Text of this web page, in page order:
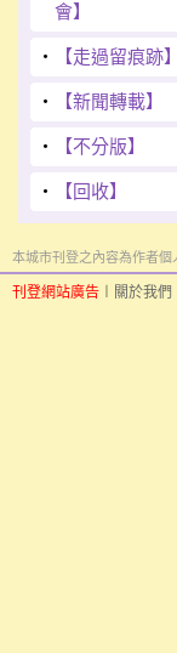
會】
‧ 【走過留痕跡】
‧ 【新聞轉載】
‧ 【不分版】
‧ 【回收】
本城市刊登之內容為作者個
刊登網站廣告 關於我們